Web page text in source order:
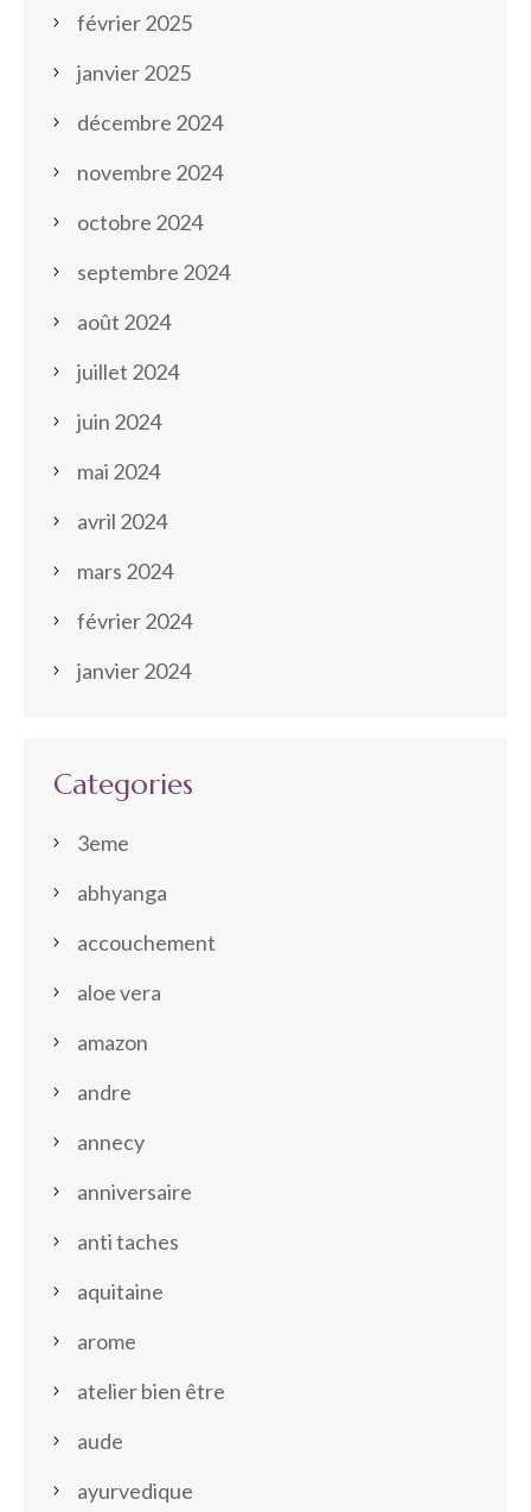
février 2025
janvier 2025
décembre 2024
novembre 2024
octobre 2024
septembre 2024
août 2024
juillet 2024
juin 2024
mai 2024
avril 2024
mars 2024
février 2024
janvier 2024
Categories
3eme
abhyanga
accouchement
aloe vera
amazon
andre
annecy
anniversaire
anti taches
aquitaine
arome
atelier bien être
aude
ayurvedique